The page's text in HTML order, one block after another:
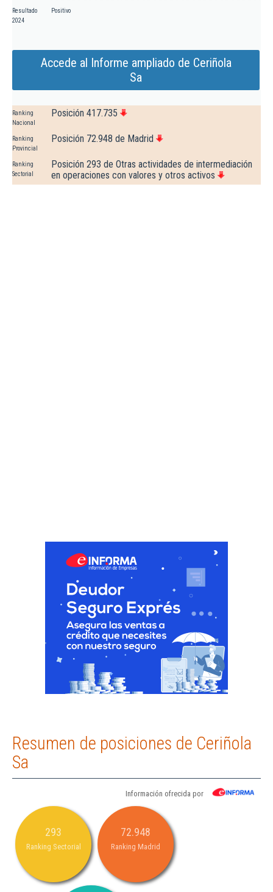
Resultado
2024
Positivo
Accede al Informe ampliado de Ceriñola
Sa
Ranking
Nacional
Posición 417.735
Ranking
Provincial
Posición 72.948 de Madrid
Ranking
Sectorial
Posición 293 de Otras actividades de intermediación
en operaciones con valores y otros activos
Resumen de posiciones de Ceriñola
Sa
Información ofrecida por
293
Ranking Sectorial
72.948
Ranking Madrid